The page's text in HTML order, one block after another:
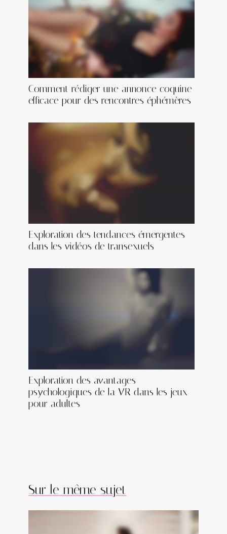
Comment rédiger une annonce coquine
efficace pour des rencontres éphémères
Exploration des tendances émergentes
dans les vidéos de transexuels
Exploration des avantages
psychologiques de la VR dans les jeux
pour adultes
Sur le même sujet